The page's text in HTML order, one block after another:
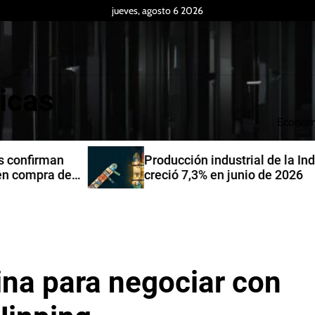
jueves, agosto 6 2026
Producción industrial de la India
creció 7,3% en junio de 2026
para negociar con